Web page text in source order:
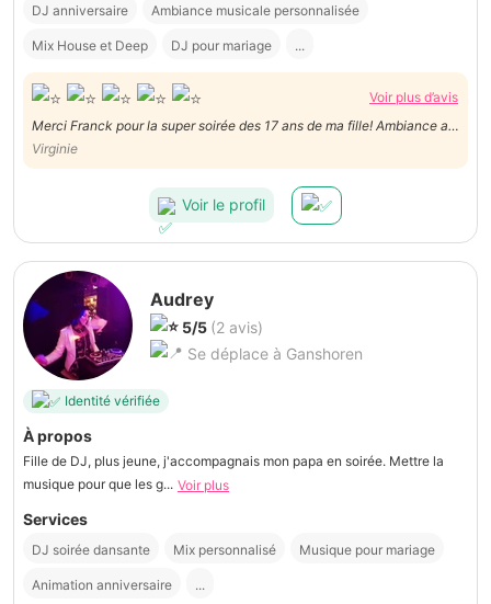
DJ anniversaire Ambiance musicale personnalisée
Mix House et Deep DJ pour mariage ...
Voir plus d’avis
Merci Franck pour la super soirée des 17 ans de ma fille! Ambiance au
top!
Virginie
Voir le profil
Audrey
5/5 (2 avis)
Se déplace à Ganshoren
Identité vérifiée
À propos
Fille de DJ, plus jeune, j'accompagnais mon papa en soirée. Mettre la
musique pour que les g... Voir plus
Services
DJ soirée dansante Mix personnalisé Musique pour mariage
Animation anniversaire ...